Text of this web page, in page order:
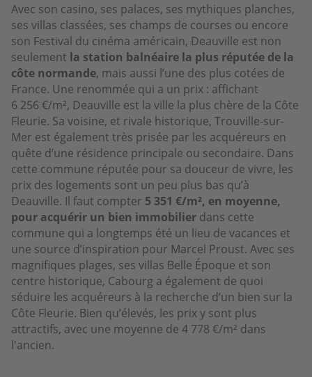
Avec son casino, ses palaces, ses mythiques planches,
ses villas classées, ses champs de courses ou encore
son Festival du cinéma américain, Deauville est non
seulement la station balnéaire la plus réputée de la
côte normande, mais aussi l’une des plus cotées de
France. Une renommée qui a un prix : affichant
6 256 €/m², Deauville est la ville la plus chère de la Côte
Fleurie. Sa voisine, et rivale historique, Trouville-sur-
Mer est également très prisée par les acquéreurs en
quête d’une résidence principale ou secondaire. Dans
cette commune réputée pour sa douceur de vivre, les
prix des logements sont un peu plus bas qu’à
Deauville. Il faut compter 5 351 €/m², en moyenne,
pour acquérir un bien immobilier dans cette
commune qui a longtemps été un lieu de vacances et
une source d’inspiration pour Marcel Proust. Avec ses
magnifiques plages, ses villas Belle Époque et son
centre historique, Cabourg a également de quoi
séduire les acquéreurs à la recherche d’un bien sur la
Côte Fleurie. Bien qu’élevés, les prix y sont plus
attractifs, avec une moyenne de 4 778 €/m² dans
l'ancien.